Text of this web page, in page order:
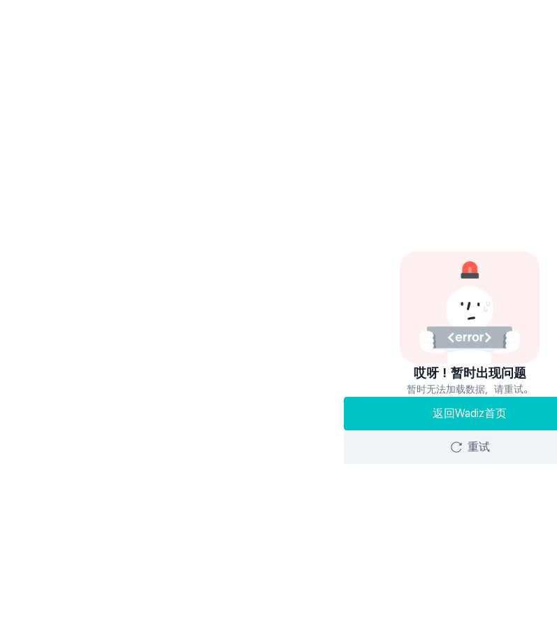
哎呀！暂时出现问题
暂时无法加载数据，请重试。
返回Wadiz首页
重试